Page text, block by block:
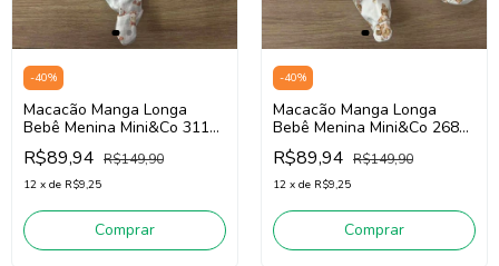
-40%
Macacão Manga Longa
Bebê Menina Mini&Co 3113
(Off White/Cinza)
R$89,94 R$149,90
12 x de R$9,25
Comprar
-40%
Macacão Manga Longa
Bebê Menina Mini&Co 2684
(Off White)
R$89,94 R$149,90
12 x de R$9,25
Comprar